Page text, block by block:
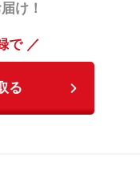
け！
で ／
る